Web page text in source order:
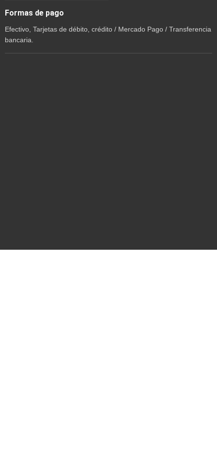
Formas de pago
Efectivo, Tarjetas de débito, crédito / Mercado Pago / Transferencia
bancaria.